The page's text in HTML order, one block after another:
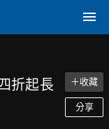
折起長
＋收藏
分享